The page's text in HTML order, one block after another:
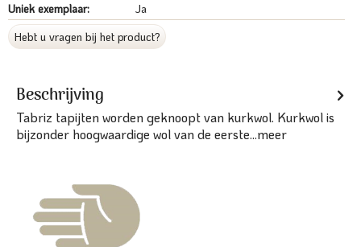
Uniek exemplaar:
Ja
Hebt u vragen bij het product?
Beschrijving
Tabriz tapijten worden geknoopt van kurkwol. Kurkwol is
bijzonder hoogwaardige wol van de eerste...meer